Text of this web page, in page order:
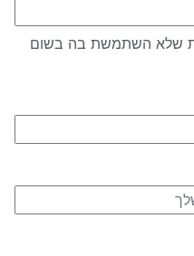
שלא השתמשת בה בשום